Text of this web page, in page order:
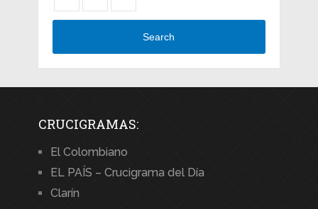
Search
CRUCIGRAMAS:
El Colombiano
EL PAÍS – Crucigrama del Día
Clarín